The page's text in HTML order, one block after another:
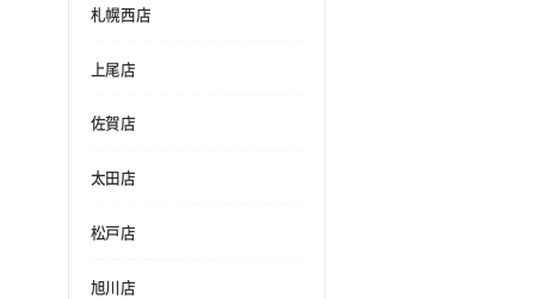
札幌西店
上尾店
佐賀店
太田店
松戸店
旭川店